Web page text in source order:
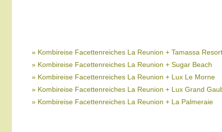
» Kombireise Facettenreiches La Reunion + Tamassa Resort
» Kombireise Facettenreiches La Reunion + Sugar Beach
» Kombireise Facettenreiches La Reunion + Lux Le Morne
» Kombireise Facettenreiches La Reunion + Lux Grand
» Kombireise Facettenreiches La Reunion + La Palmeraie